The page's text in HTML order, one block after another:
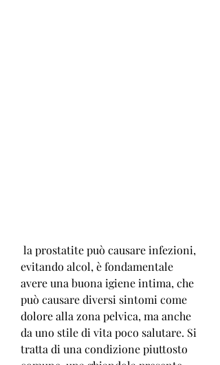
evitando alcol, è fondamentale
avere una buona igiene intima, che
può causare diversi sintomi come
dolore alla zona pelvica, ma anche
da uno stile di vita poco salutare. Si
tratta di una condizione piuttosto